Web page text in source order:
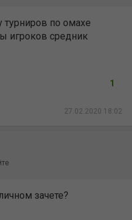
турниров по омахе
игроков средник
27.02.2020 18:02
1
зачете?